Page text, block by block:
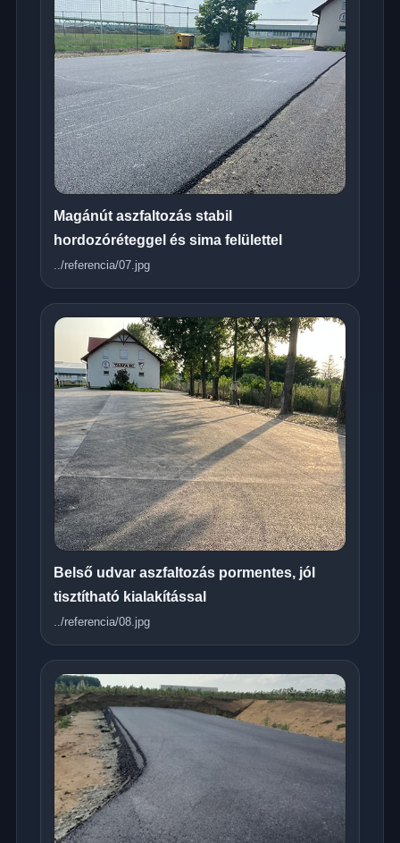
Magánút aszfaltozás stabil
hordozóréteggel és sima felülettel
../referencia/07.jpg
Belső udvar aszfaltozás pormentes, jól
tisztítható kialakítással
../referencia/08.jpg